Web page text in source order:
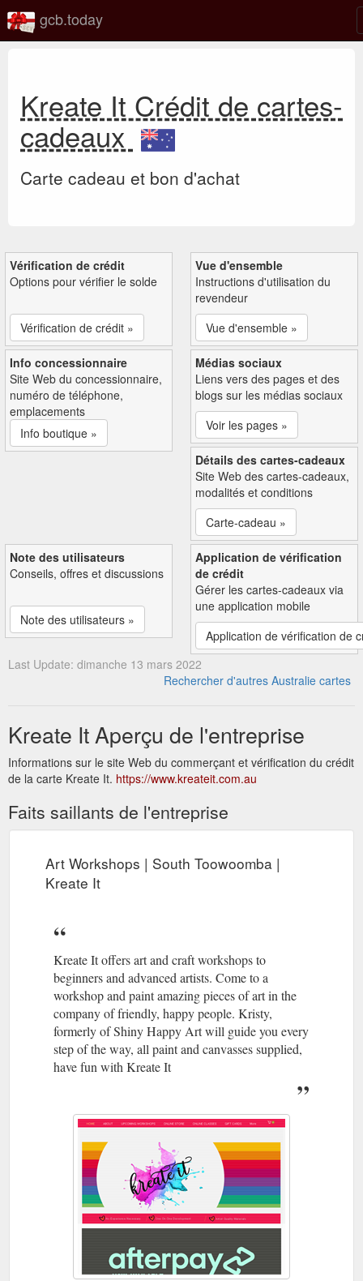
gcb.today
Kreate It Crédit de cartes-
cadeaux
Carte cadeau et bon d'achat
Vérification de crédit
Options pour vérifier le solde
Vérification de crédit »
Vue d'ensemble
Instructions d'utilisation du
revendeur
Vue d'ensemble »
Info concessionnaire
Site Web du concessionnaire,
numéro de téléphone,
emplacements
Info boutique »
Médias sociaux
Liens vers des pages et des
blogs sur les médias sociaux
Voir les pages »
Détails des cartes-cadeaux
Site Web des cartes-cadeaux,
modalités et conditions
Carte-cadeau »
Note des utilisateurs
Conseils, offres et discussions
Note des utilisateurs »
Application de vérification
de crédit
Gérer les cartes-cadeaux via
une application mobile
Application de vérification de
Last Update: dimanche 13 mars 2022
Rechercher d'autres Australie cartes
Kreate It Aperçu de l'entreprise
Informations sur le site Web du commerçant et vérification du crédit
de la carte Kreate It. https://www.kreateit.com.au
Faits saillants de l'entreprise
Art Workshops | South Toowoomba |
Kreate It
Kreate It offers art and craft workshops to
beginners and advanced artists. Come to a
workshop and paint amazing pieces of art in the
company of friendly, happy people. Kristy,
formerly of Shiny Happy Art will guide you every
step of the way, all paint and canvasses supplied,
have fun with Kreate It